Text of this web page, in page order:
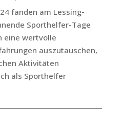
fanden am Lessing-
Sporthelfer-Tage
eine wertvolle
auszutauschen,
Aktivitäten
als Sporthelfer